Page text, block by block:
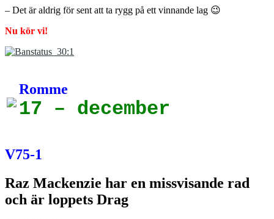
– Det är aldrig för sent att ta rygg på ett vinnande lag 😉
Nu kör vi!
Romme
17 – december
V75-1
Raz Mackenzie har en missvisande rad
och är loppets Drag